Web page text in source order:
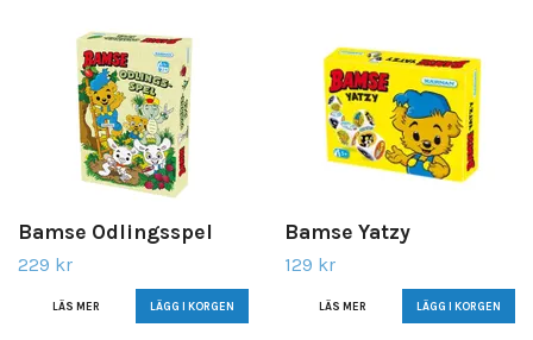
Bamse Odlingsspel
229 kr
LÄS MER
Bamse Yatzy
129 kr
LÄS MER